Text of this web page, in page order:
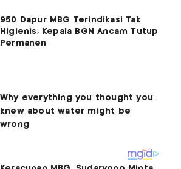
950 Dapur MBG Terindikasi Tak
Higienis, Kepala BGN Ancam Tutup
Permanen